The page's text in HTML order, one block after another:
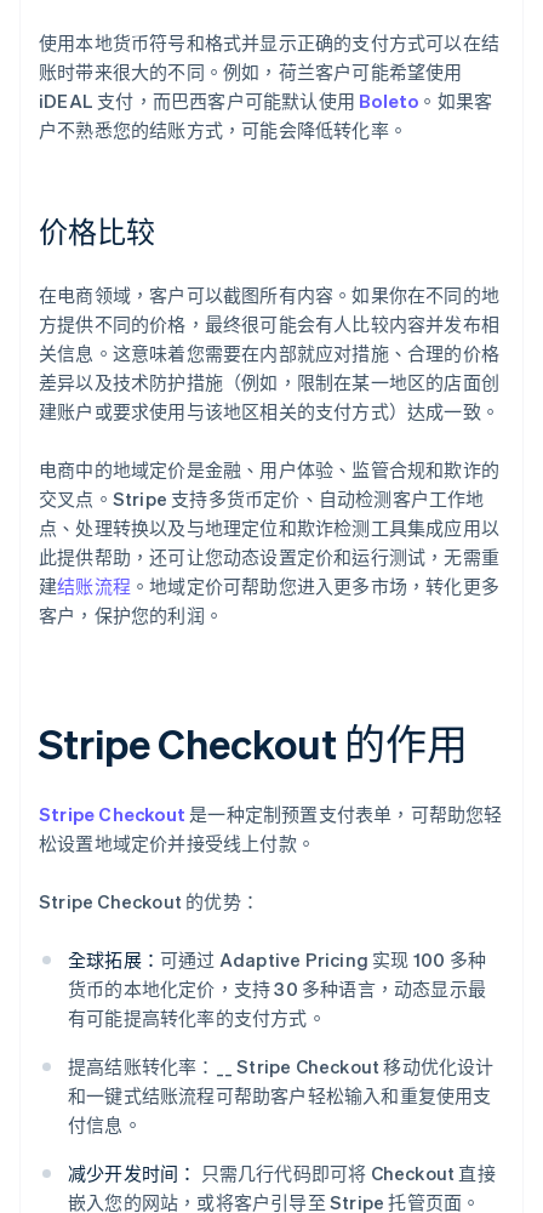
使用本地货币符号和格式并显示正确的支付方式可以在结
账时带来很大的不同。例如，荷兰客户可能希望使用
iDEAL 支付，而巴西客户可能默认使用 Boleto 。如果客
户不熟悉您的结账方式，可能会降低转化率。
价格比较
在电商领域，客户可以截图所有内容。如果你在不同的地
方提供不同的价格，最终很可能会有人比较内容并发布相
关信息。这意味着您需要在内部就应对措施、合理的价格
差异以及技术防护措施（例如，限制在某一地区的店面创
建账户或要求使用与该地区相关的支付方式）达成一致。
电商中的地域定价是金融、用户体验、监管合规和欺诈的
交叉点。Stripe 支持多货币定价、自动检测客户工作地
点、处理转换以及与地理定位和欺诈检测工具集成应用以
此提供帮助，还可让您动态设置定价和运行测试，无需重
建结账流程 。地域定价可帮助您进入更多市场，转化更多
客户，保护您的利润。
Stripe Checkout 的作用
Stripe Checkout 是一种定制预置支付表单，可帮助您轻
松设置地域定价并接受线上付款。
Stripe Checkout 的优势：
全球拓展： 可通过 Adaptive Pricing 实现 100 多种
货币的本地化定价，支持 30 多种语言，动态显示最
有可能提高转化率的支付方式。
提高结账转化率：__ Stripe Checkout 移动优化设计
和一键式结账流程可帮助客户轻松输入和重复使用支
付信息。
减少开发时间： 只需几行代码即可将 Checkout 直接
嵌入您的网站，或将客户引导至 Stripe 托管页面。